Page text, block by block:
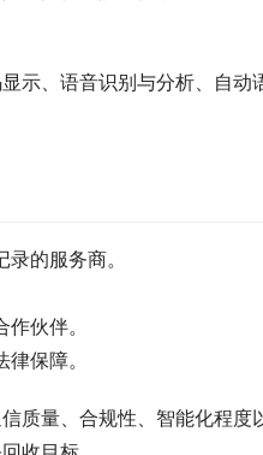
示、语音识别与分析、自动
的服务商。
伙伴。
保障。
质量、合规性、智能化程度